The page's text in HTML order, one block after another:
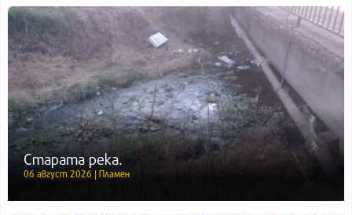
Старата река.
06 август 2026 | Пламен